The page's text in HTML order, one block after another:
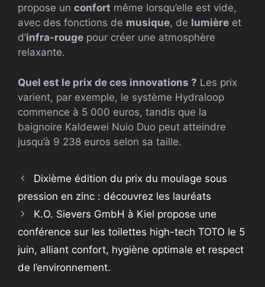
propose un confort même lorsqu’elle est vide,
avec des fonctions de musique, de lumière et
d’infra-rouge pour créer une atmosphère
relaxante.
Quel est le prix de ces innovations ? Les prix
varient, par exemple, le système Hydraloop
commence à 5 000 euros, tandis que la
baignoire Kaldewei Nuio Duo peut atteindre
jusqu’à 9 238 euros selon sa taille.
Dixième édition du prix du moulage sous
pression en zinc : découvrez les lauréats
K.O. Sievers GmbH à Kiel propose une
conférence sur les toilettes high-tech TOTO le 5
juin, alliant confort, hygiène optimale et respect
de l’environnement.